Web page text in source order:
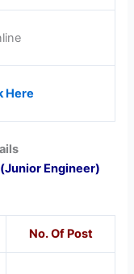
Here
(Junior Engineer)
No. Of Post